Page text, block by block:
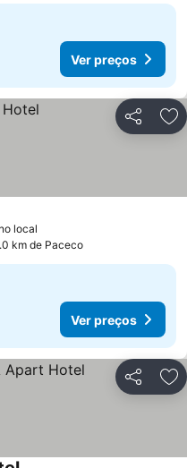
Ver preços
Partilhar
local
km de Paceco
Ver preços
Partilhar